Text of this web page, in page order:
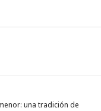
una tradición de